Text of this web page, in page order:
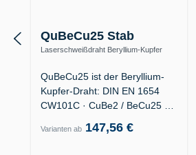
QuBeCu25 Stab
Laserschweißdraht Beryllium-Kupfer
QuBeCu25 ist der Beryllium-
Kupfer-Draht: DIN EN 1654
CW101C · CuBe2 / BeCu25 ·
Varianten ab 147,56 €